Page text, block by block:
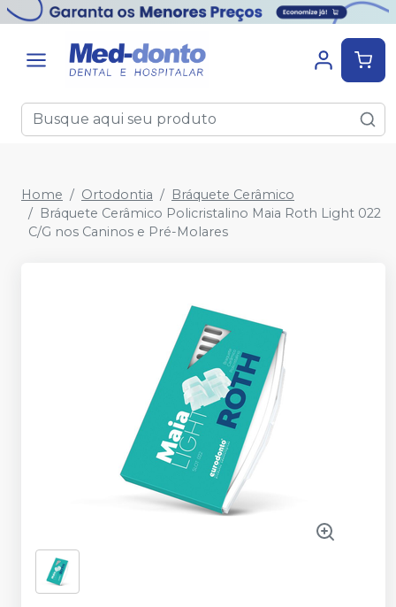
Home Ortodontia
Bráquete Cerâmico
Bráquete Cerâmico Policristalino Maia Roth Light 022
C/G nos Caninos e Pré-Molares